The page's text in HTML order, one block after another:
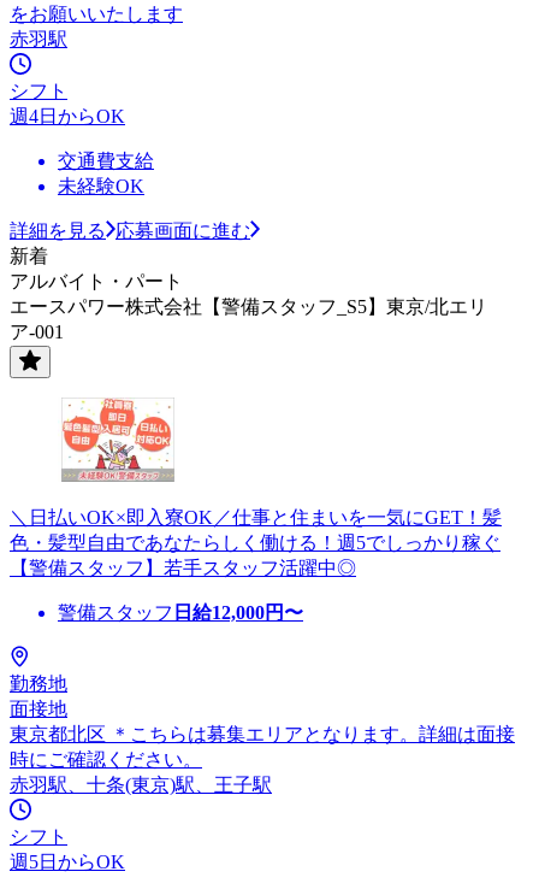
をお願いいたします
赤羽駅
シフト
週4日からOK
交通費支給
未経験OK
詳細を見る
応募画面に進む
新着
アルバイト・パート
エースパワー株式会社【警備スタッフ_S5】東京/北エリ
ア-001
＼日払いOK×即入寮OK／仕事と住まいを一気にGET！髪
色・髪型自由であなたらしく働ける！週5でしっかり稼ぐ
【警備スタッフ】若手スタッフ活躍中◎
警備スタッフ 日給12,000円〜
勤務地
面接地
東京都北区 ＊こちらは募集エリアとなります。詳細は面接
時にご確認ください。
赤羽駅、十条(東京)駅、王子駅
シフト
週5日からOK